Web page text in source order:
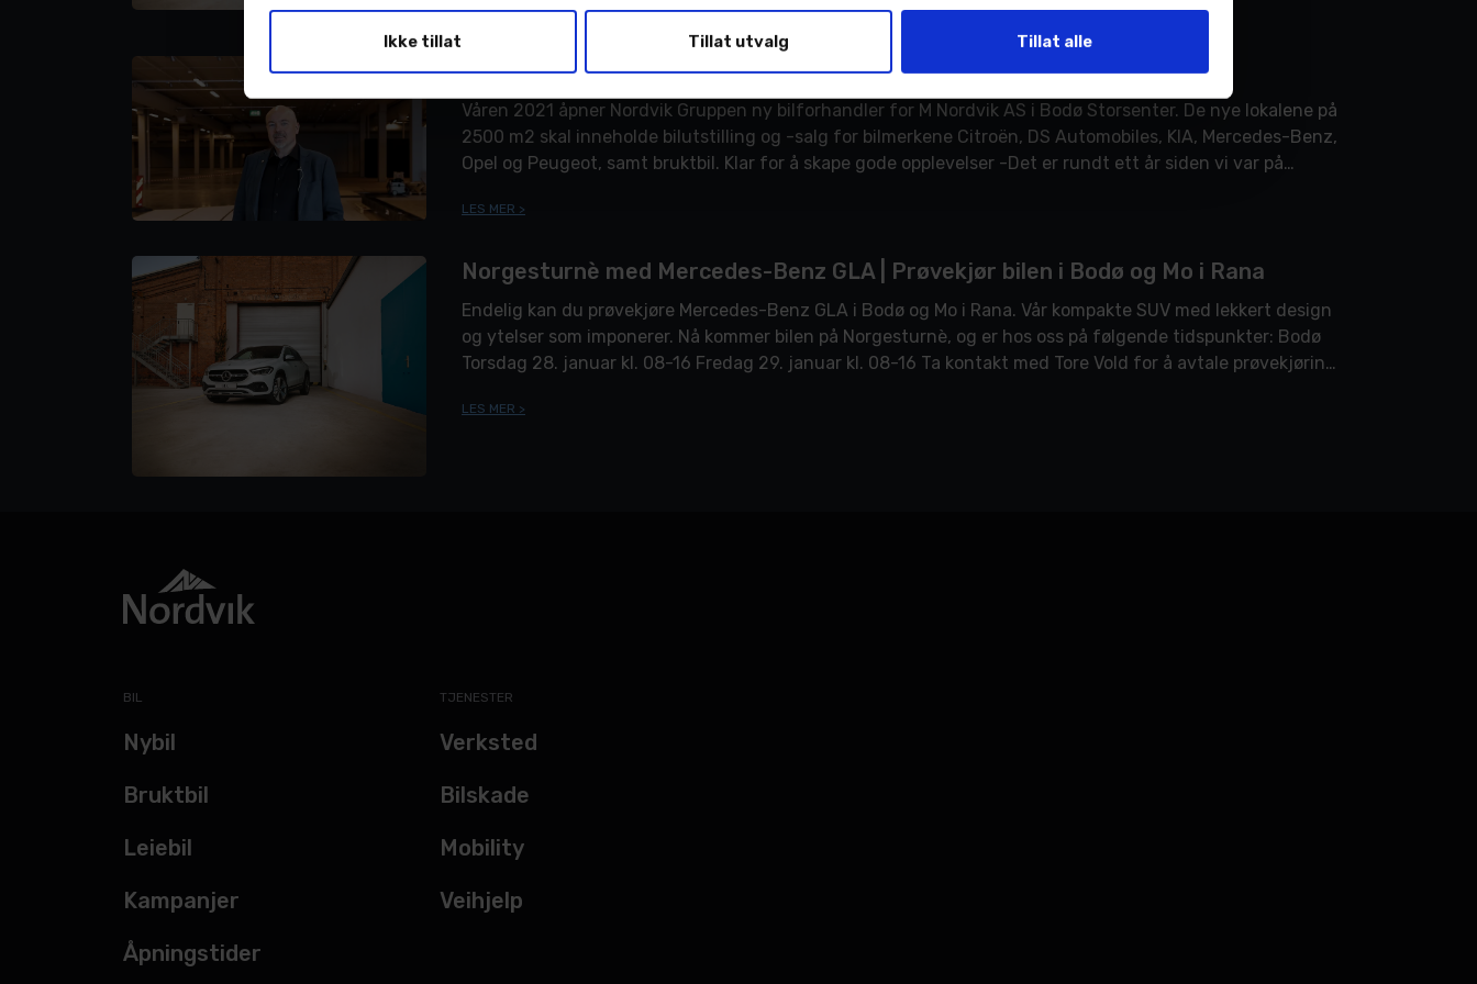
Ikke tillat Tillat utvalg Tillat alle
LES MER >
Åpner ny bilforhandler i Bodø Storsenter
Våren 2021 åpner Nordvik Gruppen ny bilforhandler for M Nordvik AS i Bodø Storsenter. De nye lokalene på
2500 m2 skal inneholde bilutstilling og -salg for bilmerkene Citroën, DS Automobiles, KIA, Mercedes-Benz,
Opel og Peugeot, samt bruktbil. Klar for å skape gode opplevelser -Det er rundt ett år siden vi var på
LES MER >
Norgesturnè med Mercedes-Benz GLA | Prøvekjør bilen i Bodø og Mo i Rana
Endelig kan du prøvekjøre Mercedes-Benz GLA i Bodø og Mo i Rana. Vår kompakte SUV med lekkert design
og ytelser som imponerer. Nå kommer bilen på Norgesturnè, og er hos oss på følgende tidspunkter: Bodø
Torsdag 28. januar kl. 08-16 Fredag 29. januar kl. 08-16 Ta kontakt med Tore Vold for å avtale prøvekjøring:
LES MER >
BIL
Nybil
Bruktbil
Leiebil
Kampanjer
Åpningstider
TJENESTER
Verksted
Bilskade
Mobility
Veihjelp